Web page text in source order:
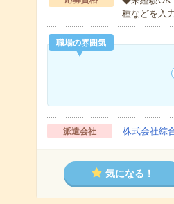
種などを入
職場の雰囲気
派遣会社 株式会社綜
気になる！